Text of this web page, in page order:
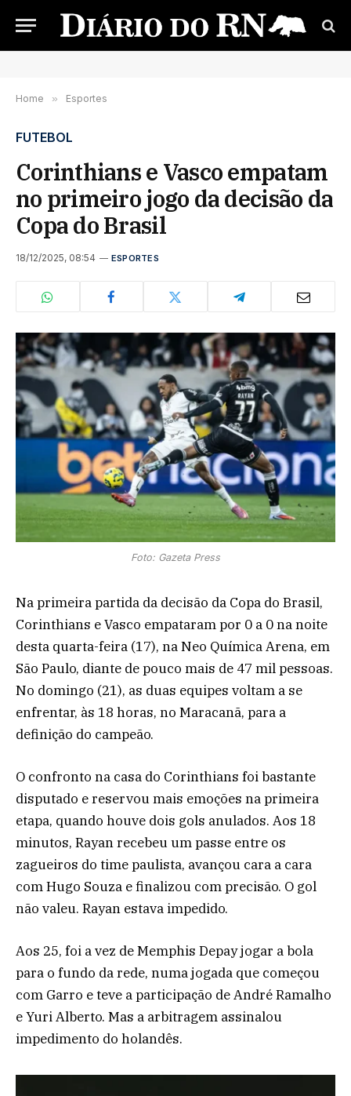
Home » Esportes
FUTEBOL
Corinthians e Vasco empatam
no primeiro jogo da decisão da
Copa do Brasil
18/12/2025, 08:54 ESPORTES
Foto: Gazeta Press
Na primeira partida da decisão da Copa do Brasil,
Corinthians e Vasco empataram por 0 a 0 na noite
desta quarta-feira (17), na Neo Química Arena, em
São Paulo, diante de pouco mais de 47 mil pessoas.
No domingo (21), as duas equipes voltam a se
enfrentar, às 18 horas, no Maracanã, para a
definição do campeão.
O confronto na casa do Corinthians foi bastante
disputado e reservou mais emoções na primeira
etapa, quando houve dois gols anulados. Aos 18
minutos, Rayan recebeu um passe entre os
zagueiros do time paulista, avançou cara a cara
com Hugo Souza e finalizou com precisão. O gol
não valeu. Rayan estava impedido.
Aos 25, foi a vez de Memphis Depay jogar a bola
para o fundo da rede, numa jogada que começou
com Garro e teve a participação de André Ramalho
e Yuri Alberto. Mas a arbitragem assinalou
impedimento do holandês.